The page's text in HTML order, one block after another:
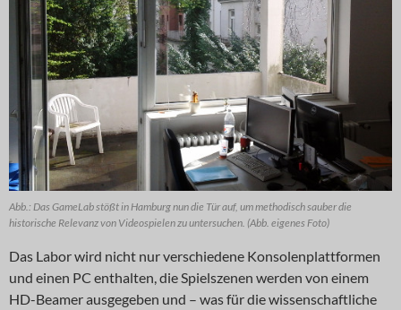
Abb.: Das GameLab stößt in Hamburg nun die Tür auf, um methodisch sauber die
historische Relevanz von Videospielen zu untersuchen. (Abb. eigenes Foto)
Das Labor wird nicht nur verschiedene Konsolenplattformen
und einen PC enthalten, die Spielszenen werden von einem
HD-Beamer ausgegeben und – was für die wissenschaftliche